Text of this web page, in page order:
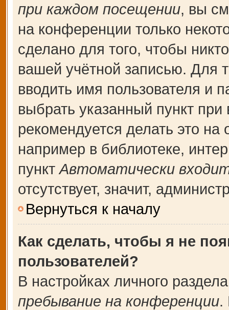
при каждом посещении, вы
на конференции только
сделано для того, чтобы
вашей учётной записью. Для
вводить имя пользователя и
выбрать указанный пункт
рекомендуется делать это
например в библиотеке,
пунктАвтоматически
отсутствует, значит,
Вернуться к началу
Как сделать, чтобы я не
пользователей?
В настройках личного
пребывание на конференции.